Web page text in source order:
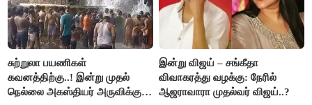
சுற்றுலா பயணிகள்
கவனத்திற்கு..! இன்று முதல்
நெல்லை அகஸ்தியர் அருவிக்கு
இன்று விஜய் – சங்கீதா
விவாகரத்து வழக்கு: நேரில்
ஆஜராவாரா முதல்வர் விஜய்..?